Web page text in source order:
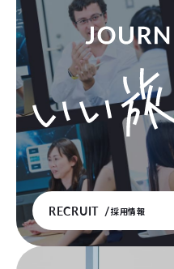
RECRUIT 採用情報